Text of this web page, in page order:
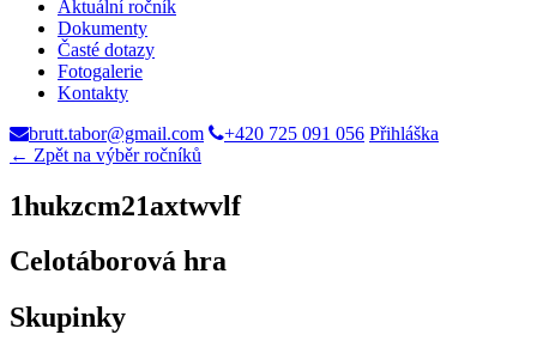
Aktuální ročník
Dokumenty
Časté dotazy
Fotogalerie
Kontakty
brutt.tabor@gmail.com
+420 725 091 056 Přihláška
← Zpět na výběr ročníků
1hukzcm21axtwvlf
Celotáborová hra
Skupinky